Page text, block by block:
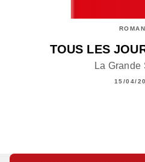
TOUS LES
La Grande
15/04/